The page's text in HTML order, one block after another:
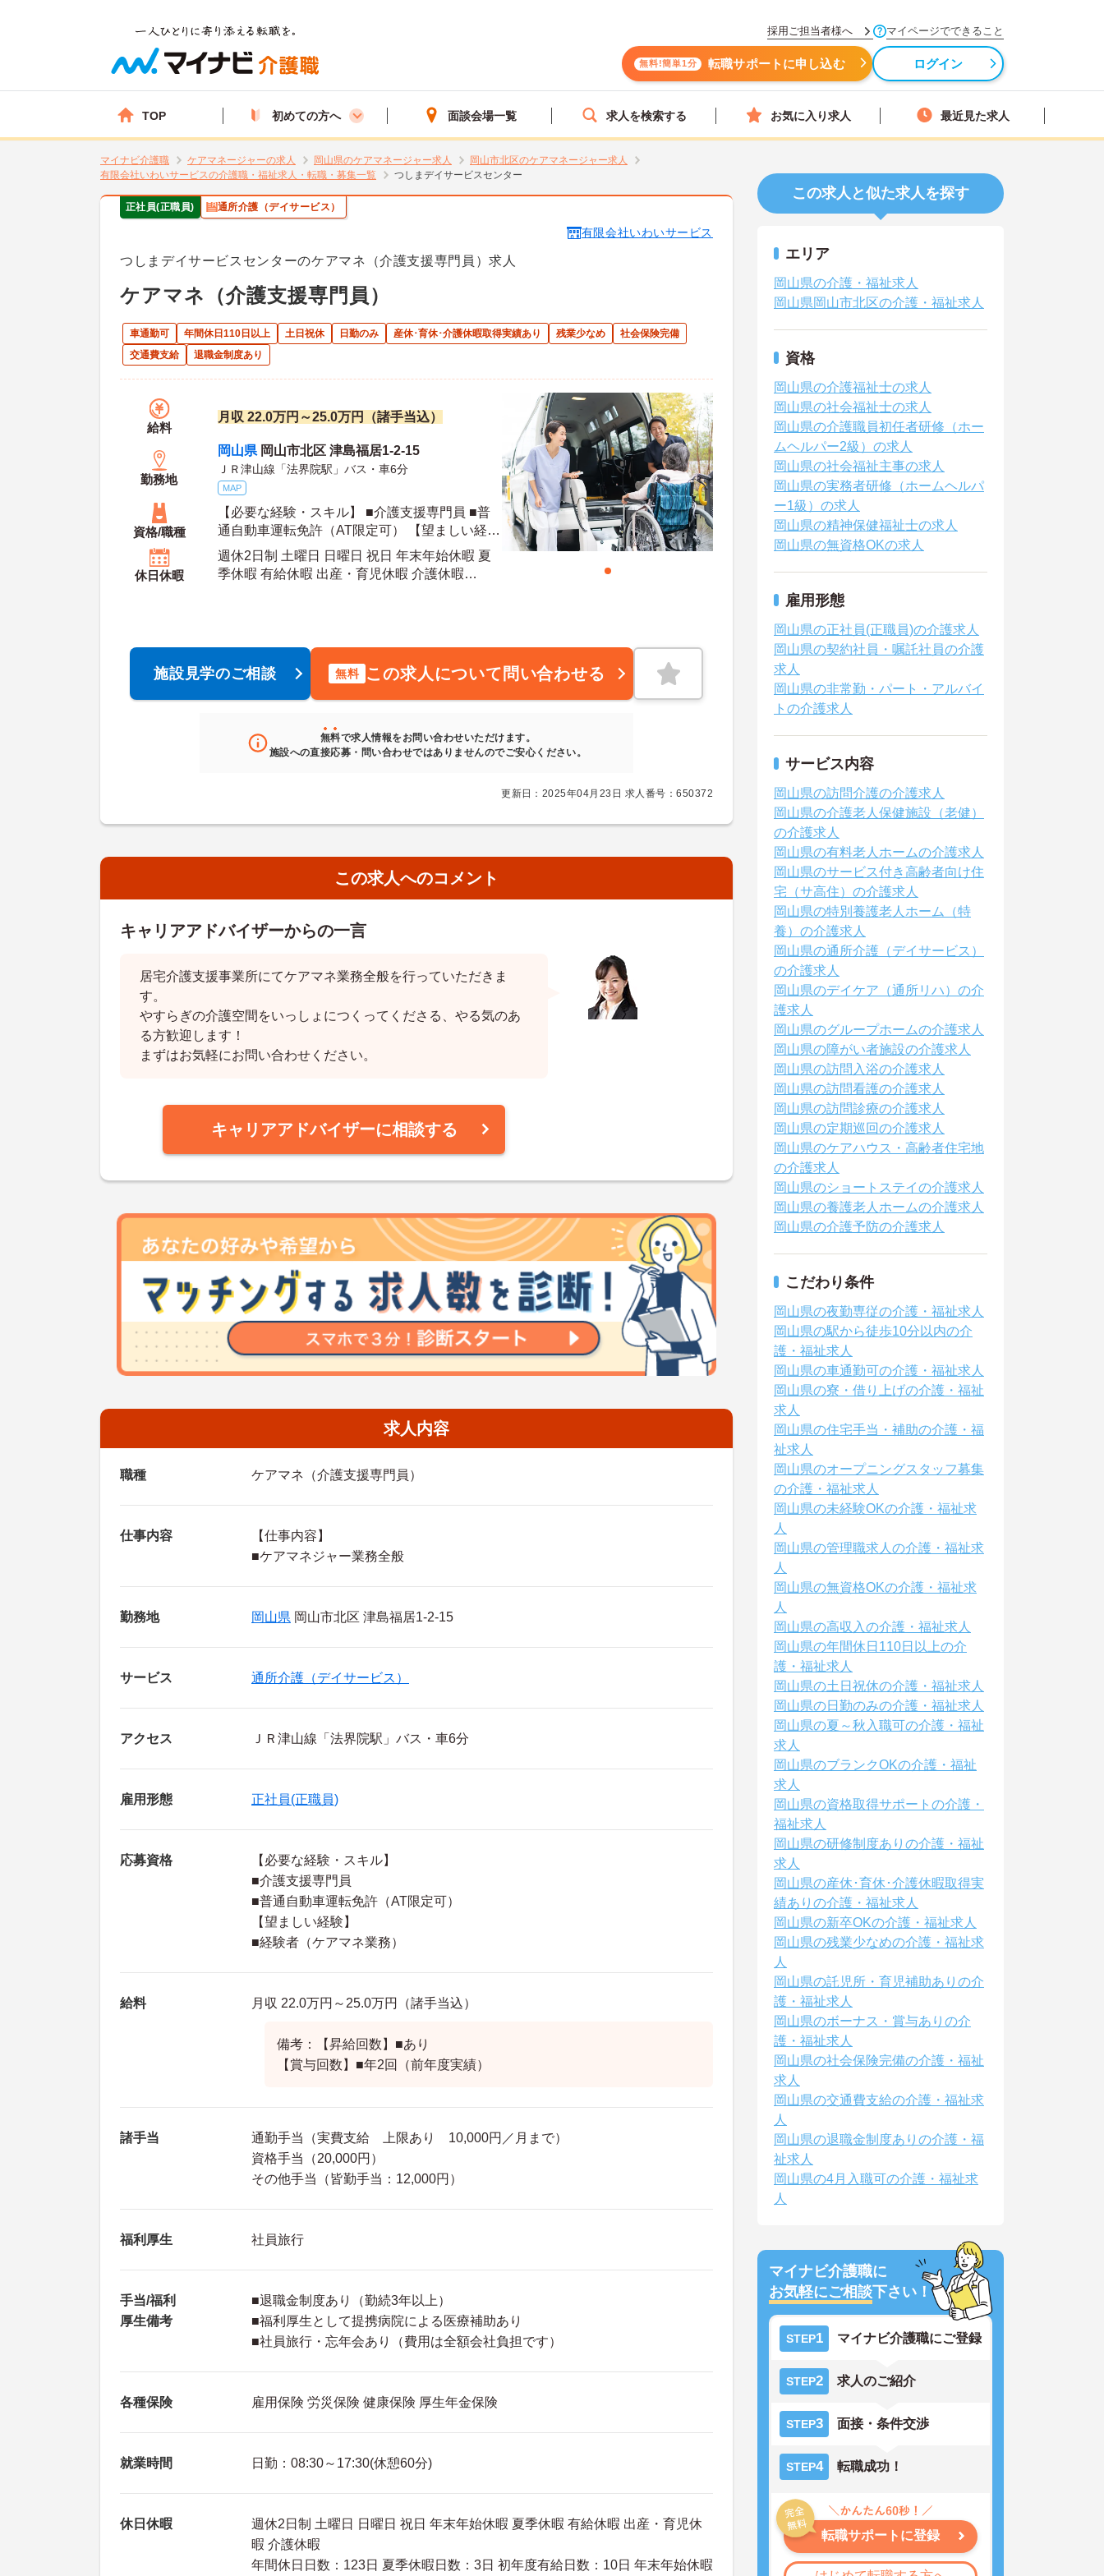
採用ご担当者様へ マイページでできること
無料!簡単1分 転職サポートに申し込む ログイン
TOP 初めての方へ 面談会場一覧 求人を検索する お気に入り求人 最近見た求人
マイナビ介護職 ケアマネージャーの求人 岡山県のケアマネージャー求人
岡山市北区のケアマネージャー求人
有限会社いわいサービスの介護職・福祉求人・転職・募集一覧
つしまデイサービスセンター
正社員(正職員) 通所介護（デイサービス）
有限会社いわいサービス
つしまデイサービスセンターのケアマネ（介護支援専門員）求人
ケアマネ（介護支援専門員）
車通勤可 年間休日110日以上 土日祝休 日勤のみ 産休･育休･介護休暇取得実績あり 残業少なめ
社会保険完備
交通費支給
退職金制度あり
給料
月収 22.0万円～25.0万円（諸手当込）
勤務地
岡山県 岡山市北区 津島福居1-2-15
ＪＲ津山線「法界院駅」バス・車6分
MAP
資格/職種
【必要な経験・スキル】 ■介護支援専門員 ■普
通自動車運転免許（AT限定可） 【望ましい経
験】 ■経験者（ケアマネ業務）
休日休暇
週休2日制 土曜日 日曜日 祝日 年末年始休暇 夏
季休暇 有給休暇 出産・育児休暇 介護休暇
施設見学のご相談 無料 この求人について問い合わせる
無料で求人情報をお問い合わせいただけます。
施設への直接応募・問い合わせではありませんのでご安心ください。
更新日：2025年04月23日 求人番号：650372
この求人へのコメント
キャリアアドバイザーからの一言
居宅介護支援事業所にてケアマネ業務全般を行っていただきま
す。
やすらぎの介護空間をいっしょにつくってくださる、やる気のあ
る方歓迎します！
まずはお気軽にお問い合わせください。
キャリアアドバイザーに相談する
求人内容
職種 ケアマネ（介護支援専門員）
仕事内容
【仕事内容】
■ケアマネジャー業務全般
勤務地 岡山県 岡山市北区 津島福居1-2-15
サービス 通所介護（デイサービス）
アクセス ＪＲ津山線「法界院駅」バス・車6分
雇用形態 正社員(正職員)
応募資格
【必要な経験・スキル】
■介護支援専門員
■普通自動車運転免許（AT限定可）
【望ましい経験】
■経験者（ケアマネ業務）
給料 月収 22.0万円～25.0万円（諸手当込）
備考：【昇給回数】■あり
【賞与回数】■年2回（前年度実績）
諸手当
通勤手当（実費支給 上限あり 10,000円／月まで）
資格手当（20,000円）
その他手当（皆勤手当：12,000円）
福利厚生 社員旅行
手当/福利
厚生備考
■退職金制度あり（勤続3年以上）
■福利厚生として提携病院による医療補助あり
■社員旅行・忘年会あり（費用は全額会社負担です）
各種保険 雇用保険 労災保険 健康保険 厚生年金保険
就業時間 日勤：08:30～17:30(休憩60分)
休日休暇
週休2日制 土曜日 日曜日 祝日 年末年始休暇 夏季休暇 有給休暇 出産・育児休
暇 介護休暇
年間休日日数：123日 夏季休暇日数：3日 初年度有給日数：10日 年末年始休暇
この求人と似た求人を探す
エリア
岡山県の介護・福祉求人
岡山県岡山市北区の介護・福祉求人
資格
岡山県の介護福祉士の求人
岡山県の社会福祉士の求人
岡山県の介護職員初任者研修（ホー
ムヘルパー2級）の求人
岡山県の社会福祉主事の求人
岡山県の実務者研修（ホームヘルパ
ー1級）の求人
岡山県の精神保健福祉士の求人
岡山県の無資格OKの求人
雇用形態
岡山県の正社員(正職員)の介護求人
岡山県の契約社員・嘱託社員の介護
求人
岡山県の非常勤・パート・アルバイ
トの介護求人
サービス内容
岡山県の訪問介護の介護求人
岡山県の介護老人保健施設（老健）
の介護求人
岡山県の有料老人ホームの介護求人
岡山県のサービス付き高齢者向け住
宅（サ高住）の介護求人
岡山県の特別養護老人ホーム（特
養）の介護求人
岡山県の通所介護（デイサービス）
の介護求人
岡山県のデイケア（通所リハ）の介
護求人
岡山県のグループホームの介護求人
岡山県の障がい者施設の介護求人
岡山県の訪問入浴の介護求人
岡山県の訪問看護の介護求人
岡山県の訪問診療の介護求人
岡山県の定期巡回の介護求人
岡山県のケアハウス・高齢者住宅地
の介護求人
岡山県のショートステイの介護求人
岡山県の養護老人ホームの介護求人
岡山県の介護予防の介護求人
こだわり条件
岡山県の夜勤専従の介護・福祉求人
岡山県の駅から徒歩10分以内の介
護・福祉求人
岡山県の車通勤可の介護・福祉求人
岡山県の寮・借り上げの介護・福祉
求人
岡山県の住宅手当・補助の介護・福
祉求人
岡山県のオープニングスタッフ募集
の介護・福祉求人
岡山県の未経験OKの介護・福祉求
人
岡山県の管理職求人の介護・福祉求
人
岡山県の無資格OKの介護・福祉求
人
岡山県の高収入の介護・福祉求人
岡山県の年間休日110日以上の介
護・福祉求人
岡山県の土日祝休の介護・福祉求人
岡山県の日勤のみの介護・福祉求人
岡山県の夏～秋入職可の介護・福祉
求人
岡山県のブランクOKの介護・福祉
求人
岡山県の資格取得サポートの介護・
福祉求人
岡山県の研修制度ありの介護・福祉
求人
岡山県の産休･育休･介護休暇取得実
績ありの介護・福祉求人
岡山県の新卒OKの介護・福祉求人
岡山県の残業少なめの介護・福祉求
人
岡山県の託児所・育児補助ありの介
護・福祉求人
岡山県のボーナス・賞与ありの介
護・福祉求人
岡山県の社会保険完備の介護・福祉
求人
岡山県の交通費支給の介護・福祉求
人
岡山県の退職金制度ありの介護・福
祉求人
岡山県の4月入職可の介護・福祉求
人
マイナビ介護職に
お気軽にご相談下さい！
STEP1 マイナビ介護職にご登録
STEP2 求人のご紹介
STEP3 面接・条件交渉
STEP4 転職成功！
転職サポートに登録